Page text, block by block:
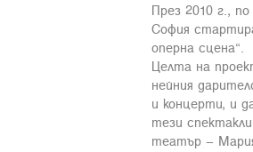
През 2010 г.,
София
оперна сцена“.
Целта на
нейния
и концерти, и
тези
театър –